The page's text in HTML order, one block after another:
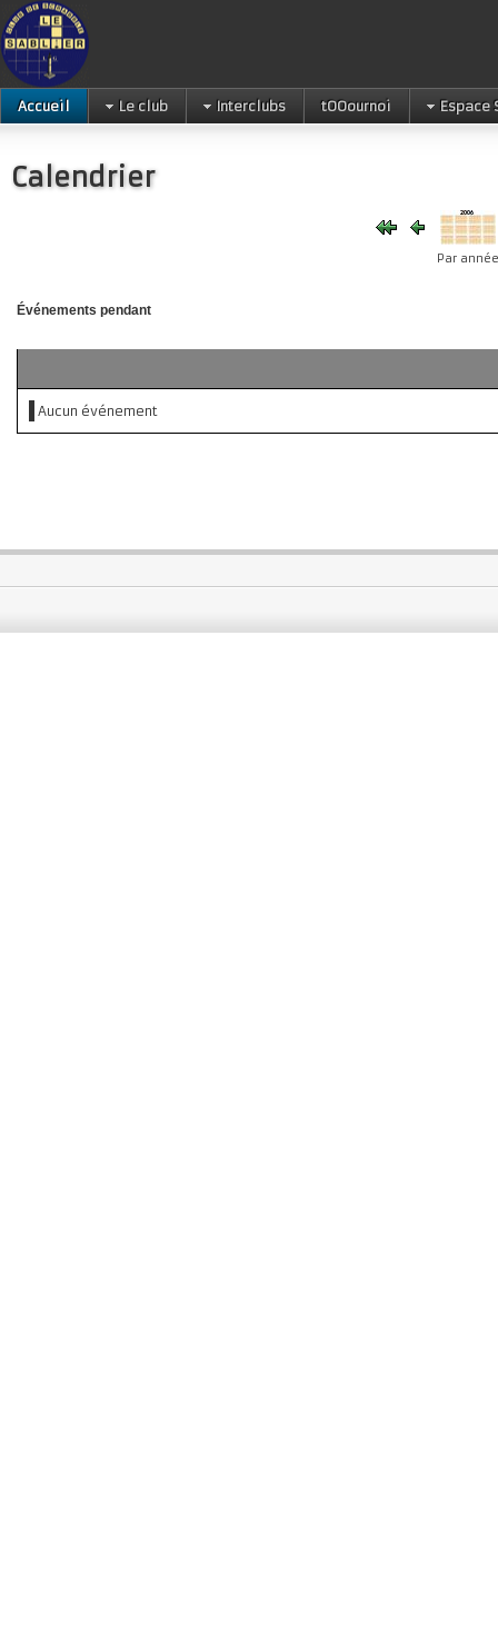
Accueil Le club Interclubs tOOournoi Espace
Calendrier
Par année
Événements pendant
Aucun événement